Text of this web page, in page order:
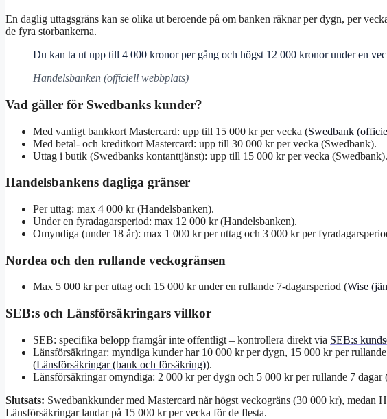
En daglig uttagsgräns kan se olika ut beroende på om banken räknar per dygn, per
de fyra storbankerna.
Du kan ta ut upp till 4 000 kronor per gång och högst 12 000 kronor under en
Handelsbanken (officiell webbplats)
Vad gäller för Swedbanks kunder?
Med vanligt bankkort Mastercard: upp till 15 000 kr per vecka (Swedbank
Med betal- och kreditkort Mastercard: upp till 30 000 kr per vecka (Swedbank).
Uttag i butik (Swedbanks kontanttjänst): upp till 15 000 kr per vecka (Swedbank).
Handelsbankens dagliga gränser
Per uttag: max 4 000 kr (Handelsbanken).
Under en fyradagarsperiod: max 12 000 kr (Handelsbanken).
Omyndiga (under 18 år): max 1 000 kr per uttag och 3 000 kr per
Nordea och den rullande veckogränsen
Max 5 000 kr per uttag och 15 000 kr under en rullande 7-dagarsperiod (Wise
SEB:s och Länsförsäkringars villkor
SEB: specifika belopp framgår inte offentligt – kontrollera direkt via SEB:s
Länsförsäkringar: myndiga kunder har 10 000 kr per dygn, 15 000 kr per
(Länsförsäkringar (bank och försäkring)).
Länsförsäkringar omyndiga: 2 000 kr per dygn och 5 000 kr per rullande 7 dagar
Slutsats: Swedbankkunder med Mastercard når högst veckogräns (30 000 kr), medan
Länsförsäkringar landar på 15 000 kr per vecka för de flesta.